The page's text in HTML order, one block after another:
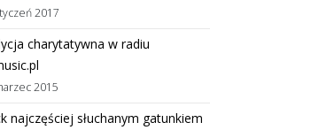
2017
charytatywna w radiu
2015
najczęściej słuchanym gatunkiem